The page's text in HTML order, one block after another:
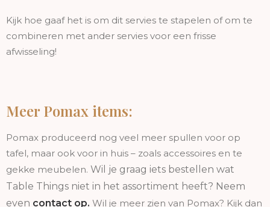
Kijk hoe gaaf het is om dit servies te stapelen of om te
combineren met ander servies voor een frisse
afwisseling!
Meer Pomax items:
Pomax produceerd nog veel meer spullen voor op
tafel, maar ook voor in huis – zoals accessoires en te
gekke meubelen. Wil je graag iets bestellen wat
Table Things niet in het assortiment heeft? Neem
even contact op. Wil je meer zien van Pomax? Kijk dan